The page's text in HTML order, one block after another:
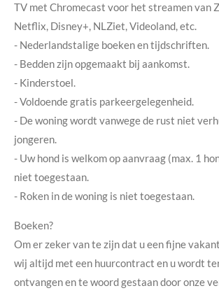
TV met Chromecast voor het streamen van
Netflix, Disney+, NLZiet, Videoland, etc.
- Nederlandstalige boeken en tijdschriften.
- Bedden zijn opgemaakt bij aankomst.
- Kinderstoel.
- Voldoende gratis parkeergelegenheid.
- De woning wordt vanwege de rust niet
jongeren.
- Uw hond is welkom op aanvraag (max. 1
niet toegestaan.
- Roken in de woning is niet toegestaan.
Boeken?
Om er zeker van te zijn dat u een fijne
wij altijd met een huurcontract en u wordt
ontvangen en te woord gestaan door onze